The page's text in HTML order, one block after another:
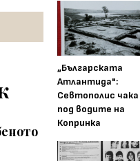
„Българската
Атлантида":
Севтополис чака
под водите на
Копринка